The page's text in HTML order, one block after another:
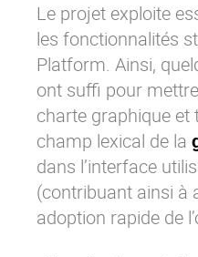
Le projet exploite
les fonctionnalités
Platform. Ainsi,
ont suffi pour
charte graphique et
champ lexical de la
dans l’interface
(contribuant ainsi à
adoption rapide de